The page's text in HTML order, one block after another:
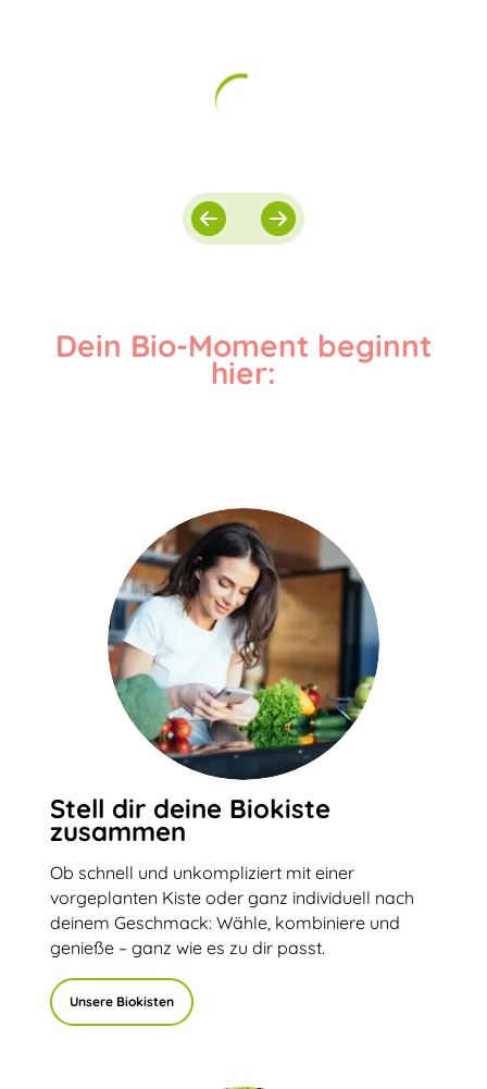
Dein Bio-Moment beginnt
hier:
Stell dir deine Biokiste
zusammen
Ob schnell und unkompliziert mit einer
vorgeplanten Kiste oder ganz individuell nach
deinem Geschmack: Wähle, kombiniere und
genieße – ganz wie es zu dir passt.
Unsere Biokisten